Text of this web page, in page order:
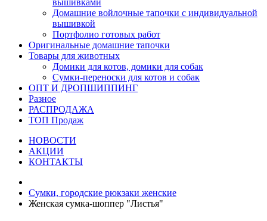
вышивками
Домашние войлочные тапочки с индивидуальной
вышивкой
Портфолио готовых работ
Оригинальные домашние тапочки
Товары для животных
Домики для котов, домики для собак
Сумки-переноски для котов и собак
ОПТ И ДРОПШИППИНГ
Разное
РАСПРОДАЖА
ТОП Продаж
НОВОСТИ
АКЦИИ
КОНТАКТЫ
Сумки, городские рюкзаки женские
Женская сумка-шоппер "Листья"